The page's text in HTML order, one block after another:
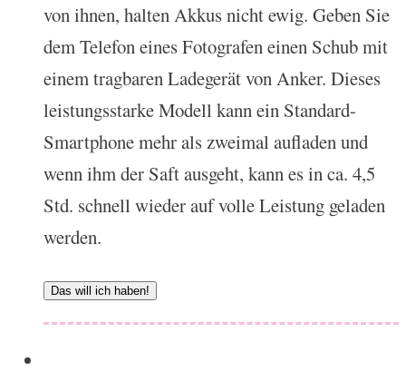
von ihnen, halten Akkus nicht ewig. Geben Sie
dem Telefon eines Fotografen einen Schub mit
einem tragbaren Ladegerät von Anker. Dieses
leistungsstarke Modell kann ein Standard-
Smartphone mehr als zweimal aufladen und
wenn ihm der Saft ausgeht, kann es in ca. 4,5
Std. schnell wieder auf volle Leistung geladen
werden.
Das will ich haben!